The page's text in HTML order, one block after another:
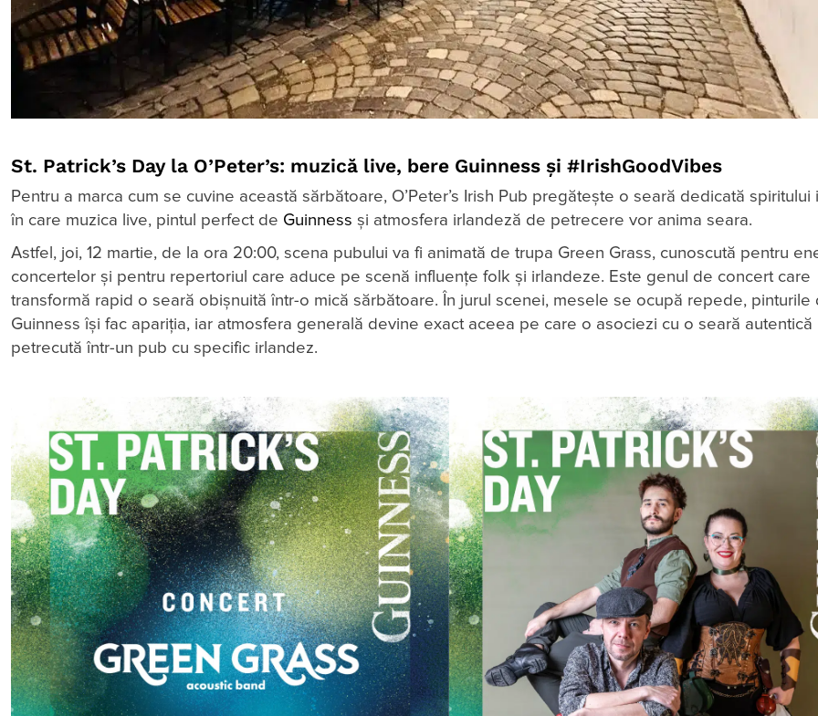
St. Patrick’s Day la O’Peter’s: muzică live, bere Guinness și #IrishGoodVibes
Pentru a marca cum se cuvine această sărbătoare, O’Peter’s Irish Pub pregătește o seară dedicată spiritului
în care muzica live, pintul perfect de Guinness și atmosfera irlandeză de petrecere vor anima seara.
Astfel, joi, 12 martie, de la ora 20:00, scena pubului va fi animată de trupa Green Grass, cunoscută pentru
concertelor și pentru repertoriul care aduce pe scenă influențe folk și irlandeze. Este genul de concert care
transformă rapid o seară obișnuită într-o mică sărbătoare. În jurul scenei, mesele se ocupă repede, pinturile
Guinness își fac apariția, iar atmosfera generală devine exact aceea pe care o asociezi cu o seară autentică
petrecută într-un pub cu specific irlandez.